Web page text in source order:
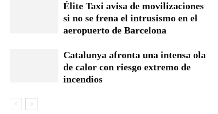
Élite Taxi avisa de movilizaciones
si no se frena el intrusismo en el
aeropuerto de Barcelona
Catalunya afronta una intensa ola
de calor con riesgo extremo de
incendios